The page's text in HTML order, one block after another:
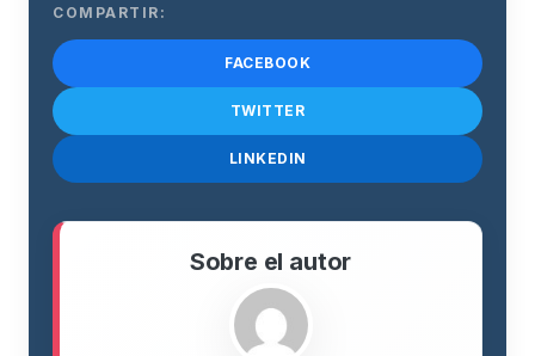
COMPARTIR:
FACEBOOK
TWITTER
LINKEDIN
Sobre el autor